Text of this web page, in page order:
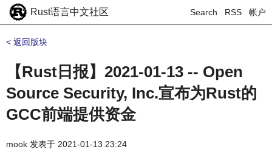
Rust语言中文社区 Search RSS 帐户
< 返回版块
【Rust日报】2021-01-13 -- Open
Source Security, Inc.宣布为Rust的
GCC前端提供资金
mook 发表于 2021-01-13 23:24